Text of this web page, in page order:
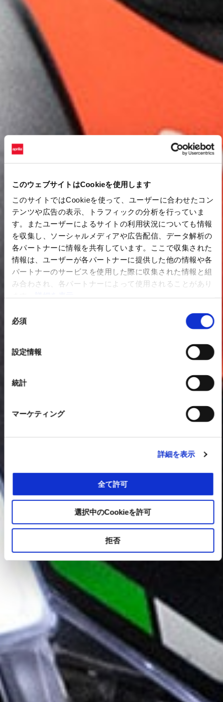
このウェブサイトはCookieを使用します
このサイトではCookieを使って、ユーザーに合わせたコン
テンツや広告の表示、トラフィックの分析を行っていま
す。またユーザーによるサイトの利用状況についても情報
を収集し、ソーシャルメディアや広告配信、データ解析の
各パートナーに情報を共有しています。ここで収集された
情報は、ユーザーが各パートナーに提供した他の情報や各
パートナーのサービスを使用した際に収集された情報と組
み合わされ、各パートナーによって使用されることがあり
必須
設定情報
統計
マーケティング
詳細を表示
全て許可
選択中のCookieを許可
拒否